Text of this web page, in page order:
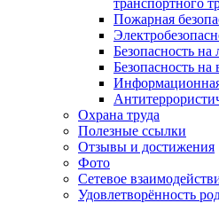
транспортного
Пожарная
Безопасность на
Безопасность на
Охрана труда
Полезные ссылки
Отзывы и достижения
Фото
Сетевое
Удовлетворённость